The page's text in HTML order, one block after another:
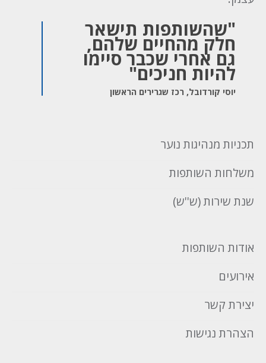
"שהשותפות תישאר
חלק מהחיים שלהם,
גם אחרי שכבר סיימו
להיות חניכים"
יוסי קורדובל, רכז שגרירים הראשון
תכניות מנהיגות נוער
משלחות השותפות
שנת שירות (ש''ש)
אודות השותפות
אירועים
יצירת קשר
הצהרת נגישות